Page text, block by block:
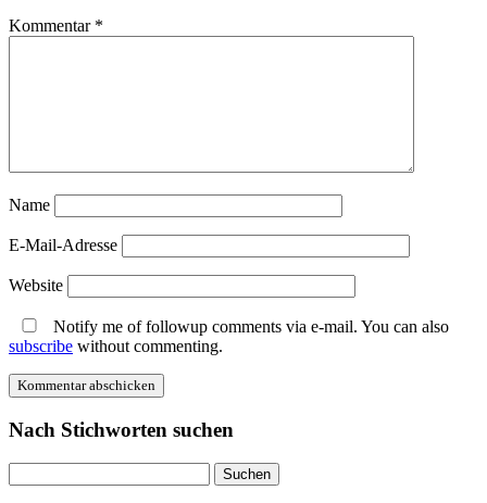
Kommentar *
Name
E-Mail-Adresse
Website
Notify me of followup comments via e-mail. You can also
subscribe without commenting.
Nach Stichworten suchen